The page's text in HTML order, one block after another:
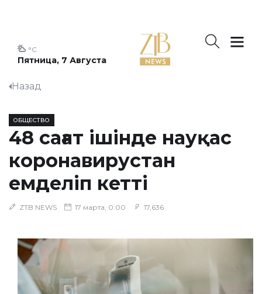
Пятница, 7 Августа
°C
Назад
ОБЩЕСТВО
48 сағат ішінде науқас
коронавирустан
емделіп кетті
ZTB NEWS 17 марта, 0:00 17,636